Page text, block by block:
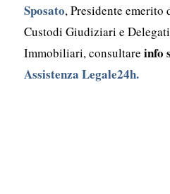
Sposato, Presidente emerito
Custodi Giudiziari e
Immobiliari, consultare info
Assistenza Legale24h.